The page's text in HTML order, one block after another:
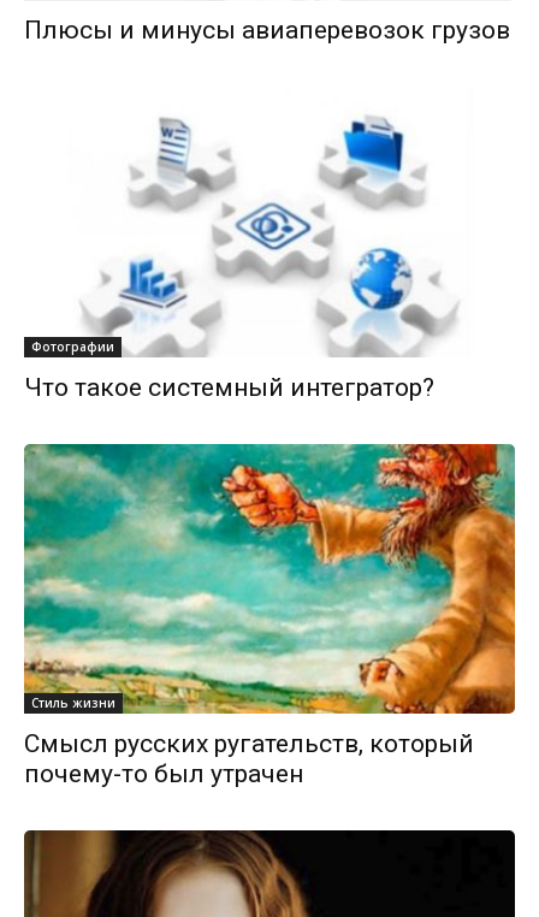
Плюсы и минусы авиаперевозок грузов
Фотографии
Что такое системный интегратор?
Стиль жизни
Смысл русских ругательств, который
почему-то был утрачен